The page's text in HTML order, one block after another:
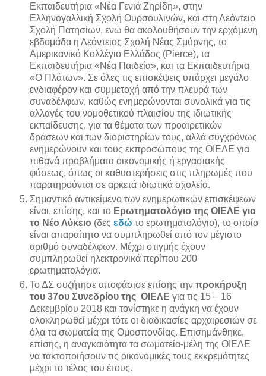
Εκπαιδευτήρια «Νέα Γενιά Ζηρίδη», στην
Ελληνογαλλική Σχολή Ουρσουλινών, και στη Λεόντειο
Σχολή Πατησίων, ενώ θα ακολουθήσουν την ερχόμενη
εβδομάδα η Λεόντειος Σχολή Νέας Σμύρνης, το
Αμερικανικό Κολλέγιο Ελλάδος (Pierce), τα
Εκπαιδευτήρια «Νέα Παιδεία», και τα Εκπαιδευτήρια
«Ο Πλάτων». Σε όλες τις επισκέψεις υπάρχει μεγάλο
ενδιαφέρον και συμμετοχή από την πλευρά των
συναδέλφων, καθώς ενημερώνονται συνολικά για τις
αλλαγές του νομοθετικού πλαισίου της ιδιωτικής
εκπαίδευσης, για τα θέματα των προαιρετικών
δράσεων και των διοριστηρίων τους, αλλά συγχρόνως
ενημερώνουν και τους εκπροσώπους της ΟΙΕΛΕ για
πιθανά προβλήματα οικονομικής ή εργασιακής
φύσεως, όπως οι καθυστερήσεις στις πληρωμές που
παρατηρούνται σε αρκετά ιδιωτικά σχολεία.
Σημαντικό αντικείμενο των ενημερωτικών επισκέψεων
είναι, επίσης, και το Ερωτηματολόγιο της ΟΙΕΛΕ για
το Νέο Λύκειο (δες εδώ το ερωτηματολόγιο), το οποίο
είναι απαραίτητο να συμπληρωθεί από τον μέγιστο
αριθμό συναδέλφων. Μέχρι στιγμής έχουν
συμπληρωθεί ηλεκτρονικά περίπου 200
ερωτηματολόγια.
Το ΔΣ συζήτησε αποφάσισε επίσης την προκήρυξη
του 37ου Συνεδρίου της ΟΙΕΛΕ για τις 15 – 16
Δεκεμβρίου 2018 και τονίστηκε η ανάγκη να έχουν
ολοκληρωθεί μέχρι τότε οι διαδικασίες αρχαιρεσιών σε
όλα τα σωματεία της Ομοσπονδίας. Επισημάνθηκε,
επίσης, η αναγκαιότητα τα σωματεία-μέλη της ΟΙΕΛΕ
να τακτοποιήσουν τις οικονομικές τους εκκρεμότητες
μέχρι το τέλος του έτους.